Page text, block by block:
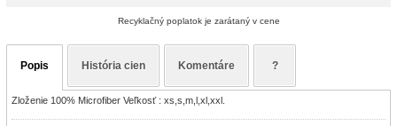
Recyklačný poplatok je zarátaný v cene
Popis História cien Komentáre ?
Zloženie 100% Microfiber Veľkosť : xs,s,m,l,xl,xxl.